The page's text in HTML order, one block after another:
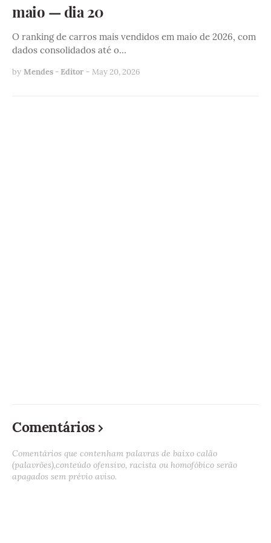
maio — dia 20
O ranking de carros mais vendidos em maio de 2026, com
dados consolidados até o…
by Mendes - Editor - May 20, 2026
Comentários
Comentários que contenham palavras de baixo calão
(palavrões),conteúdo ofensivo, racista ou homofóbico serão
apagados sem prévio aviso.